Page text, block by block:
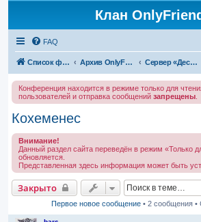
Клан
FAQ
Список форумов Архив OnlyFriends Сервер «Десперион»
Конференция находится в режиме только для
пользователей и отправка сообщений запрещены
Кохеменес
Внимание!
Данный раздел сайта переведён в режим «Только
обновляется.
Представленная здесь информация может быть
Закрыто
Первое новое сообщение • 2 сообщения •